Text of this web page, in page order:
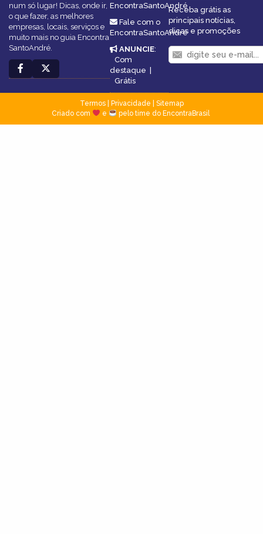
num só lugar! Dicas, onde ir,
o que fazer, as melhores
empresas, locais, serviços e
muito mais no guia Encontra
SantoAndré.
EncontraSantoAndré
Fale com o
EncontraSantoAndré
ANUNCIE:
Com
destaque |
Grátis
Receba grátis as
principais notícias,
dicas e promoções
Termos| Privacidade
Sitemap
Criado com
e pelo time do EncontraBrasil